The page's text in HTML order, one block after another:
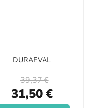
DURAEVAL
Special
Price
31,50 €
39,37 €